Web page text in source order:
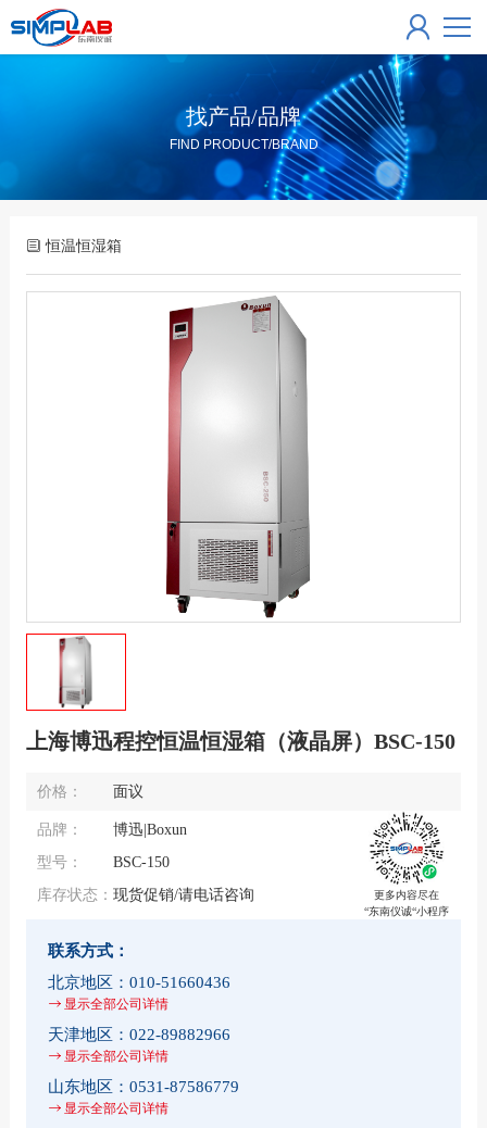
找产品/品牌
FIND PRODUCT/BRAND
恒温恒湿箱
上海博迅程控恒温恒湿箱（液晶屏）BSC-150
价格： 面议
更多内容尽在
“东南仪诚“小程序
品牌：
博迅|Boxun
型号：
BSC-150
库存状态： 现货促销/请电话咨询
联系方式：
北京地区： 010-51660436
显示全部公司详情
天津地区： 022-89882966
显示全部公司详情
山东地区： 0531-87586779
显示全部公司详情